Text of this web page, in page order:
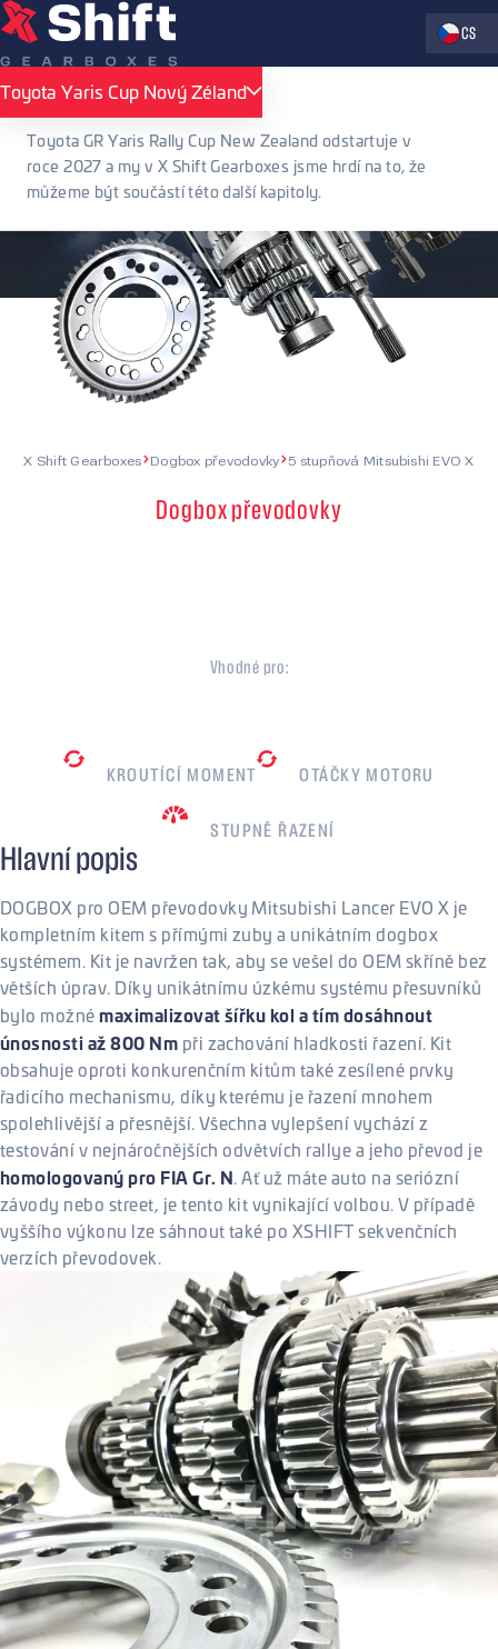
Zvolte
CS
X Shift Gearboxes Dogbox převodovky 5 stupňová Mitsubishi EVO X
Dogbox převodovky
Vhodné pro:
KROUTÍCÍ MOMENT OTÁČKY MOTORU
STUPNĚ ŘAZENÍ
Hlavní popis
DOGBOX pro OEM převodovky Mitsubishi Lancer EVO X je
kompletním kitem s přímými zuby a unikátním dogbox
systémem. Kit je navržen tak, aby se vešel do OEM skříně bez
větších úprav. Díky unikátnímu úzkému systému přesuvníků
bylo možnémaximalizovat šířku kol a tím dosáhnout
únosnosti až 800 Nm při zachování hladkosti řazení. Kit
obsahuje oproti konkurenčním kitům také zesílené prvky
řadicího mechanismu, díky kterému je řazení mnohem
spolehlivější a přesnější. Všechna vylepšení vychází z
testování v nejnáročnějších odvětvích rallye a jeho převod je
homologovaný pro FIA Gr. N. Ať už máte auto na seriózní
závody nebo street, je tento kit vynikající volbou. V případě
vyššího výkonu lze sáhnout také po XSHIFT sekvenčních
verzích převodovek.
Toyota Yaris Cup Nový Zéland
Toyota Yaris Cup Nový Zéland
Toyota GR Yaris Rally Cup New Zealand odstartuje v
roce 2027 a my v X Shift Gearboxes jsme hrdí na to, že
můžeme být součástí této další kapitoly.